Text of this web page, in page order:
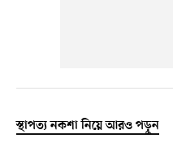
স্থাপত্য নকশা নিয়ে আরও পড়ুন